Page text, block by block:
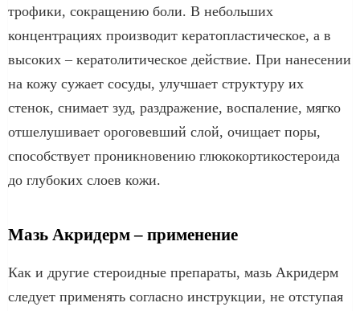
трофики, сокращению боли. В небольших
концентрациях производит кератопластическое, а в
высоких – кератолитическое действие. При нанесении
на кожу сужает сосуды, улучшает структуру их
стенок, снимает зуд, раздражение, воспаление, мягко
отшелушивает ороговевший слой, очищает поры,
способствует проникновению глюкокортикостероида
до глубоких слоев кожи.
Мазь Акридерм – применение
Как и другие стероидные препараты, мазь Акридерм
следует применять согласно инструкции, не отступая